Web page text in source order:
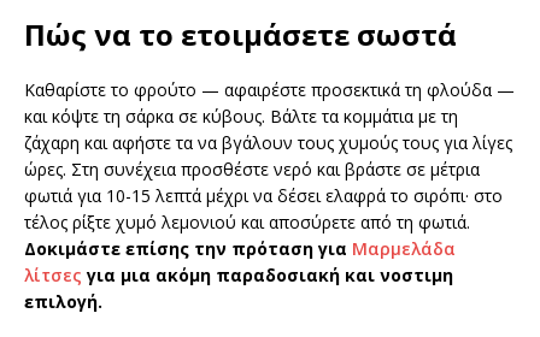
Πώς να το ετοιμάσετε σωστά
Καθαρίστε το φρούτο — αφαιρέστε προσεκτικά τη φλούδα —
και κόψτε τη σάρκα σε κύβους. Βάλτε τα κομμάτια με τη
ζάχαρη και αφήστε τα να βγάλουν τους χυμούς τους για λίγες
ώρες. Στη συνέχεια προσθέστε νερό και βράστε σε μέτρια
φωτιά για 10-15 λεπτά μέχρι να δέσει ελαφρά το σιρόπι· στο
τέλος ρίξτε χυμό λεμονιού και αποσύρετε από τη φωτιά.
Δοκιμάστε επίσης την πρόταση για Μαρμελάδα
λίτσες για μια ακόμη παραδοσιακή και νοστιμη
επιλογή.